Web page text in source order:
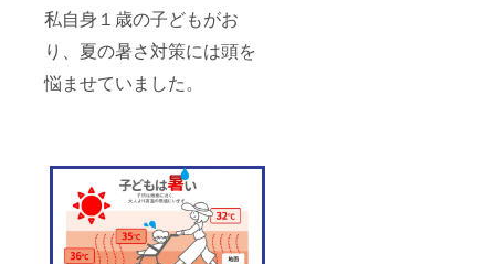
私自身１歳の子どもがお
り、夏の暑さ対策には頭を
悩ませていました。